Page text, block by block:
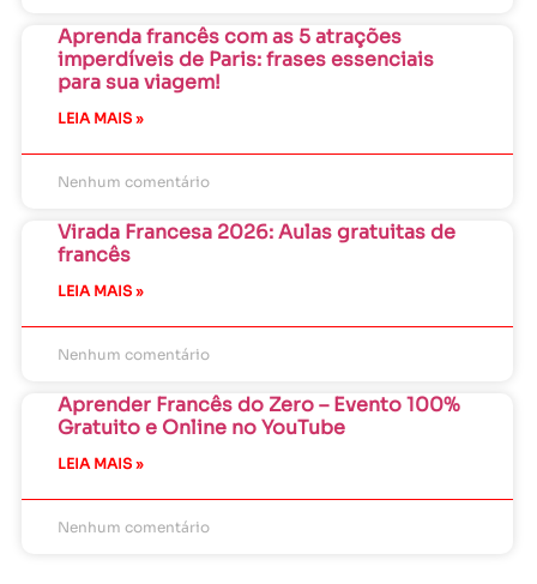
Aprenda francês com as 5 atrações
imperdíveis de Paris: frases essenciais
para sua viagem!
LEIA MAIS »
Nenhum comentário
Virada Francesa 2026: Aulas gratuitas de
francês
LEIA MAIS »
Nenhum comentário
Aprender Francês do Zero – Evento 100%
Gratuito e Online no YouTube
LEIA MAIS »
Nenhum comentário